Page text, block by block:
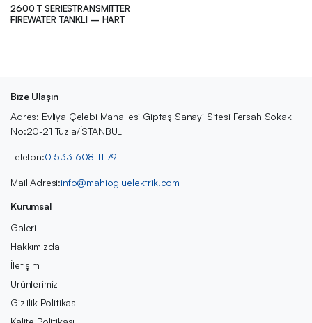
2600 T SERIESTRANSMITTER
FIREWATER TANKLI – HART
Bize Ulaşın
Adres: Evliya Çelebi Mahallesi Giptaş Sanayi Sitesi Fersah Sokak
No:20-21 Tuzla/İSTANBUL
Telefon:0 533 608 11 79
Mail Adresi:info@mahiogluelektrik.com
Kurumsal
Galeri
Hakkımızda
İletişim
Ürünlerimiz
Gizlilik Politikası